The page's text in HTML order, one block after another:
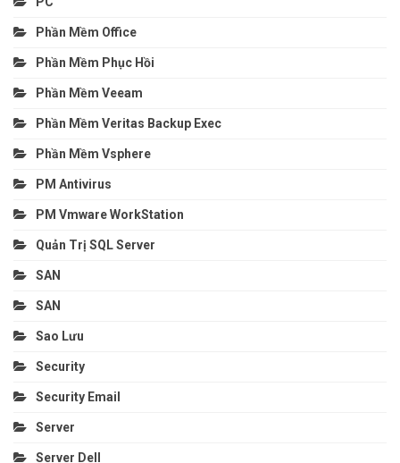
Phần Mềm Office
Phần Mềm Phục Hồi
Phần Mềm Veeam
Phần Mềm Veritas Backup Exec
Phần Mềm Vsphere
PM Antivirus
PM Vmware WorkStation
Quản Trị SQL Server
SAN
SAN
Sao Lưu
Security
Security Email
Server
Server Dell